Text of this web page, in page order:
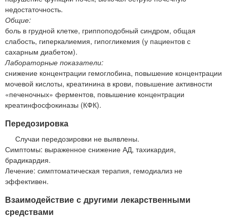
недостаточность.
Общие:
боль в грудной клетке, гриппоподобный синдром, общая
слабость, гиперкалиемия, гипогликемия (у пациентов с
сахарным диабетом).
Лабораторные показатели:
снижение концентрации гемоглобина, повышение концентрации
мочевой кислоты, креатинина в крови, повышение активности
«печеночных» ферментов, повышение концентрации
креатинфосфокиназы (КФК).
Передозировка
Случаи передозировки не выявлены.
Симптомы: выраженное снижение АД, тахикардия,
брадикардия.
Лечение: симптоматическая терапия, гемодиализ не
эффективен.
Взаимодействие с другими лекарственными
средствами